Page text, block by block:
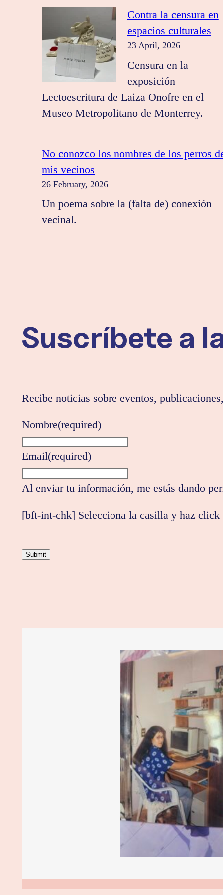
Contra la censura en
espacios culturales
23 April, 2026
Censura en la
exposición
Lectoescritura de Laiza Onofre en el
Museo Metropolitano de Monterrey.
No conozco los nombres de los perros
mis vecinos
26 February, 2026
Un poema sobre la (falta de) conexión
vecinal.
Suscríbete a
Recibe noticias sobre eventos,
Nombre(required)
Email(required)
Al enviar tu información, me estás dando
[bft-int-chk] Selecciona la casilla y haz
Submit